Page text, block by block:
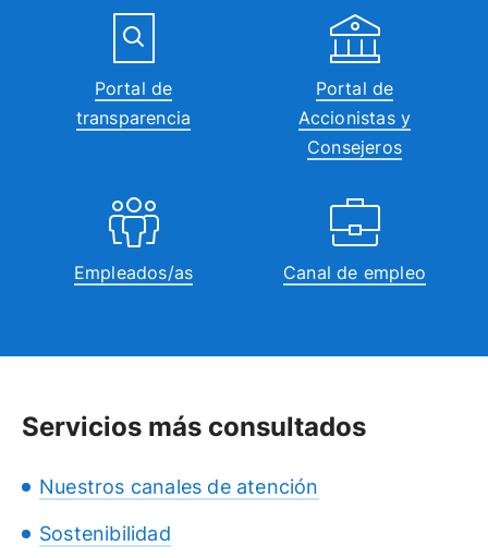
Portal de
transparencia
Portal de
Accionistas y
Consejeros
Empleados/as Canal de empleo
Servicios más consultados
Nuestros canales de atención
Sostenibilidad